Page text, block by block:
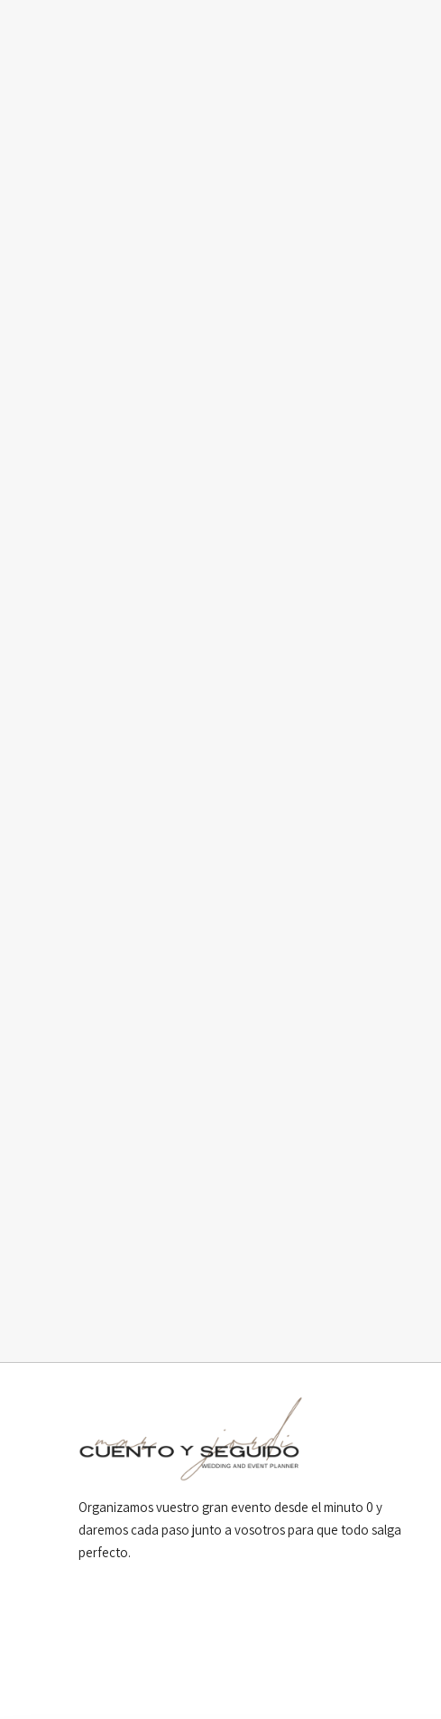
Organizamos vuestro gran evento desde el minuto 0 y
daremos cada paso junto a vosotros para que todo salga
perfecto.